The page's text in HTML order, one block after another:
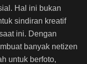
Hal ini bukan
sindiran kreatif
ini. Dengan
banyak netizen
untuk berfoto,